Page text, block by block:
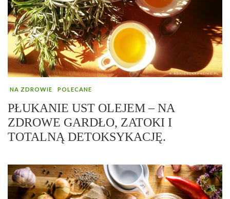
NA ZDROWIE POLECANE
PŁUKANIE UST OLEJEM – NA
ZDROWE GARDŁO, ZATOKI I
TOTALNĄ DETOKSYKACJĘ.